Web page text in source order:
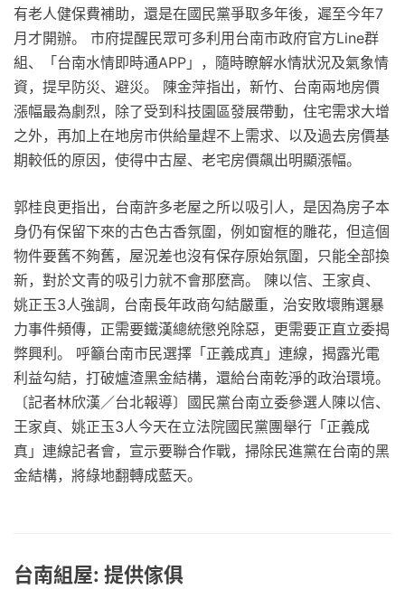
有老人健保費補助，還是在國民黨爭取多年後，遲至今年7
月才開辦。 市府提醒民眾可多利用台南市政府官方Line群
組、「台南水情即時通APP」，隨時瞭解水情狀況及氣象情
資，提早防災、避災。 陳金萍指出，新竹、台南兩地房價
漲幅最為劇烈，除了受到科技園區發展帶動，住宅需求大增
之外，再加上在地房市供給量趕不上需求、以及過去房價基
期較低的原因，使得中古屋、老宅房價飆出明顯漲幅。
郭桂良更指出，台南許多老屋之所以吸引人，是因為房子本
身仍有保留下來的古色古香氛圍，例如窗框的雕花，但這個
物件要舊不夠舊，屋況差也沒有保存原始氛圍，只能全部換
新，對於文青的吸引力就不會那麼高。 陳以信、王家貞、
姚正玉3人強調，台南長年政商勾結嚴重，治安敗壞賄選暴
力事件頻傳，正需要鐵漢總統懲兇除惡，更需要正直立委揭
弊興利。 呼籲台南市民選擇「正義成真」連線，揭露光電
利益勾結，打破爐渣黑金結構，還給台南乾淨的政治環境。
〔記者林欣漢／台北報導〕國民黨台南立委參選人陳以信、
王家貞、姚正玉3人今天在立法院國民黨團舉行「正義成
真」連線記者會，宣示要聯合作戰，掃除民進黨在台南的黑
金結構，將綠地翻轉成藍天。
台南組屋: 提供傢俱